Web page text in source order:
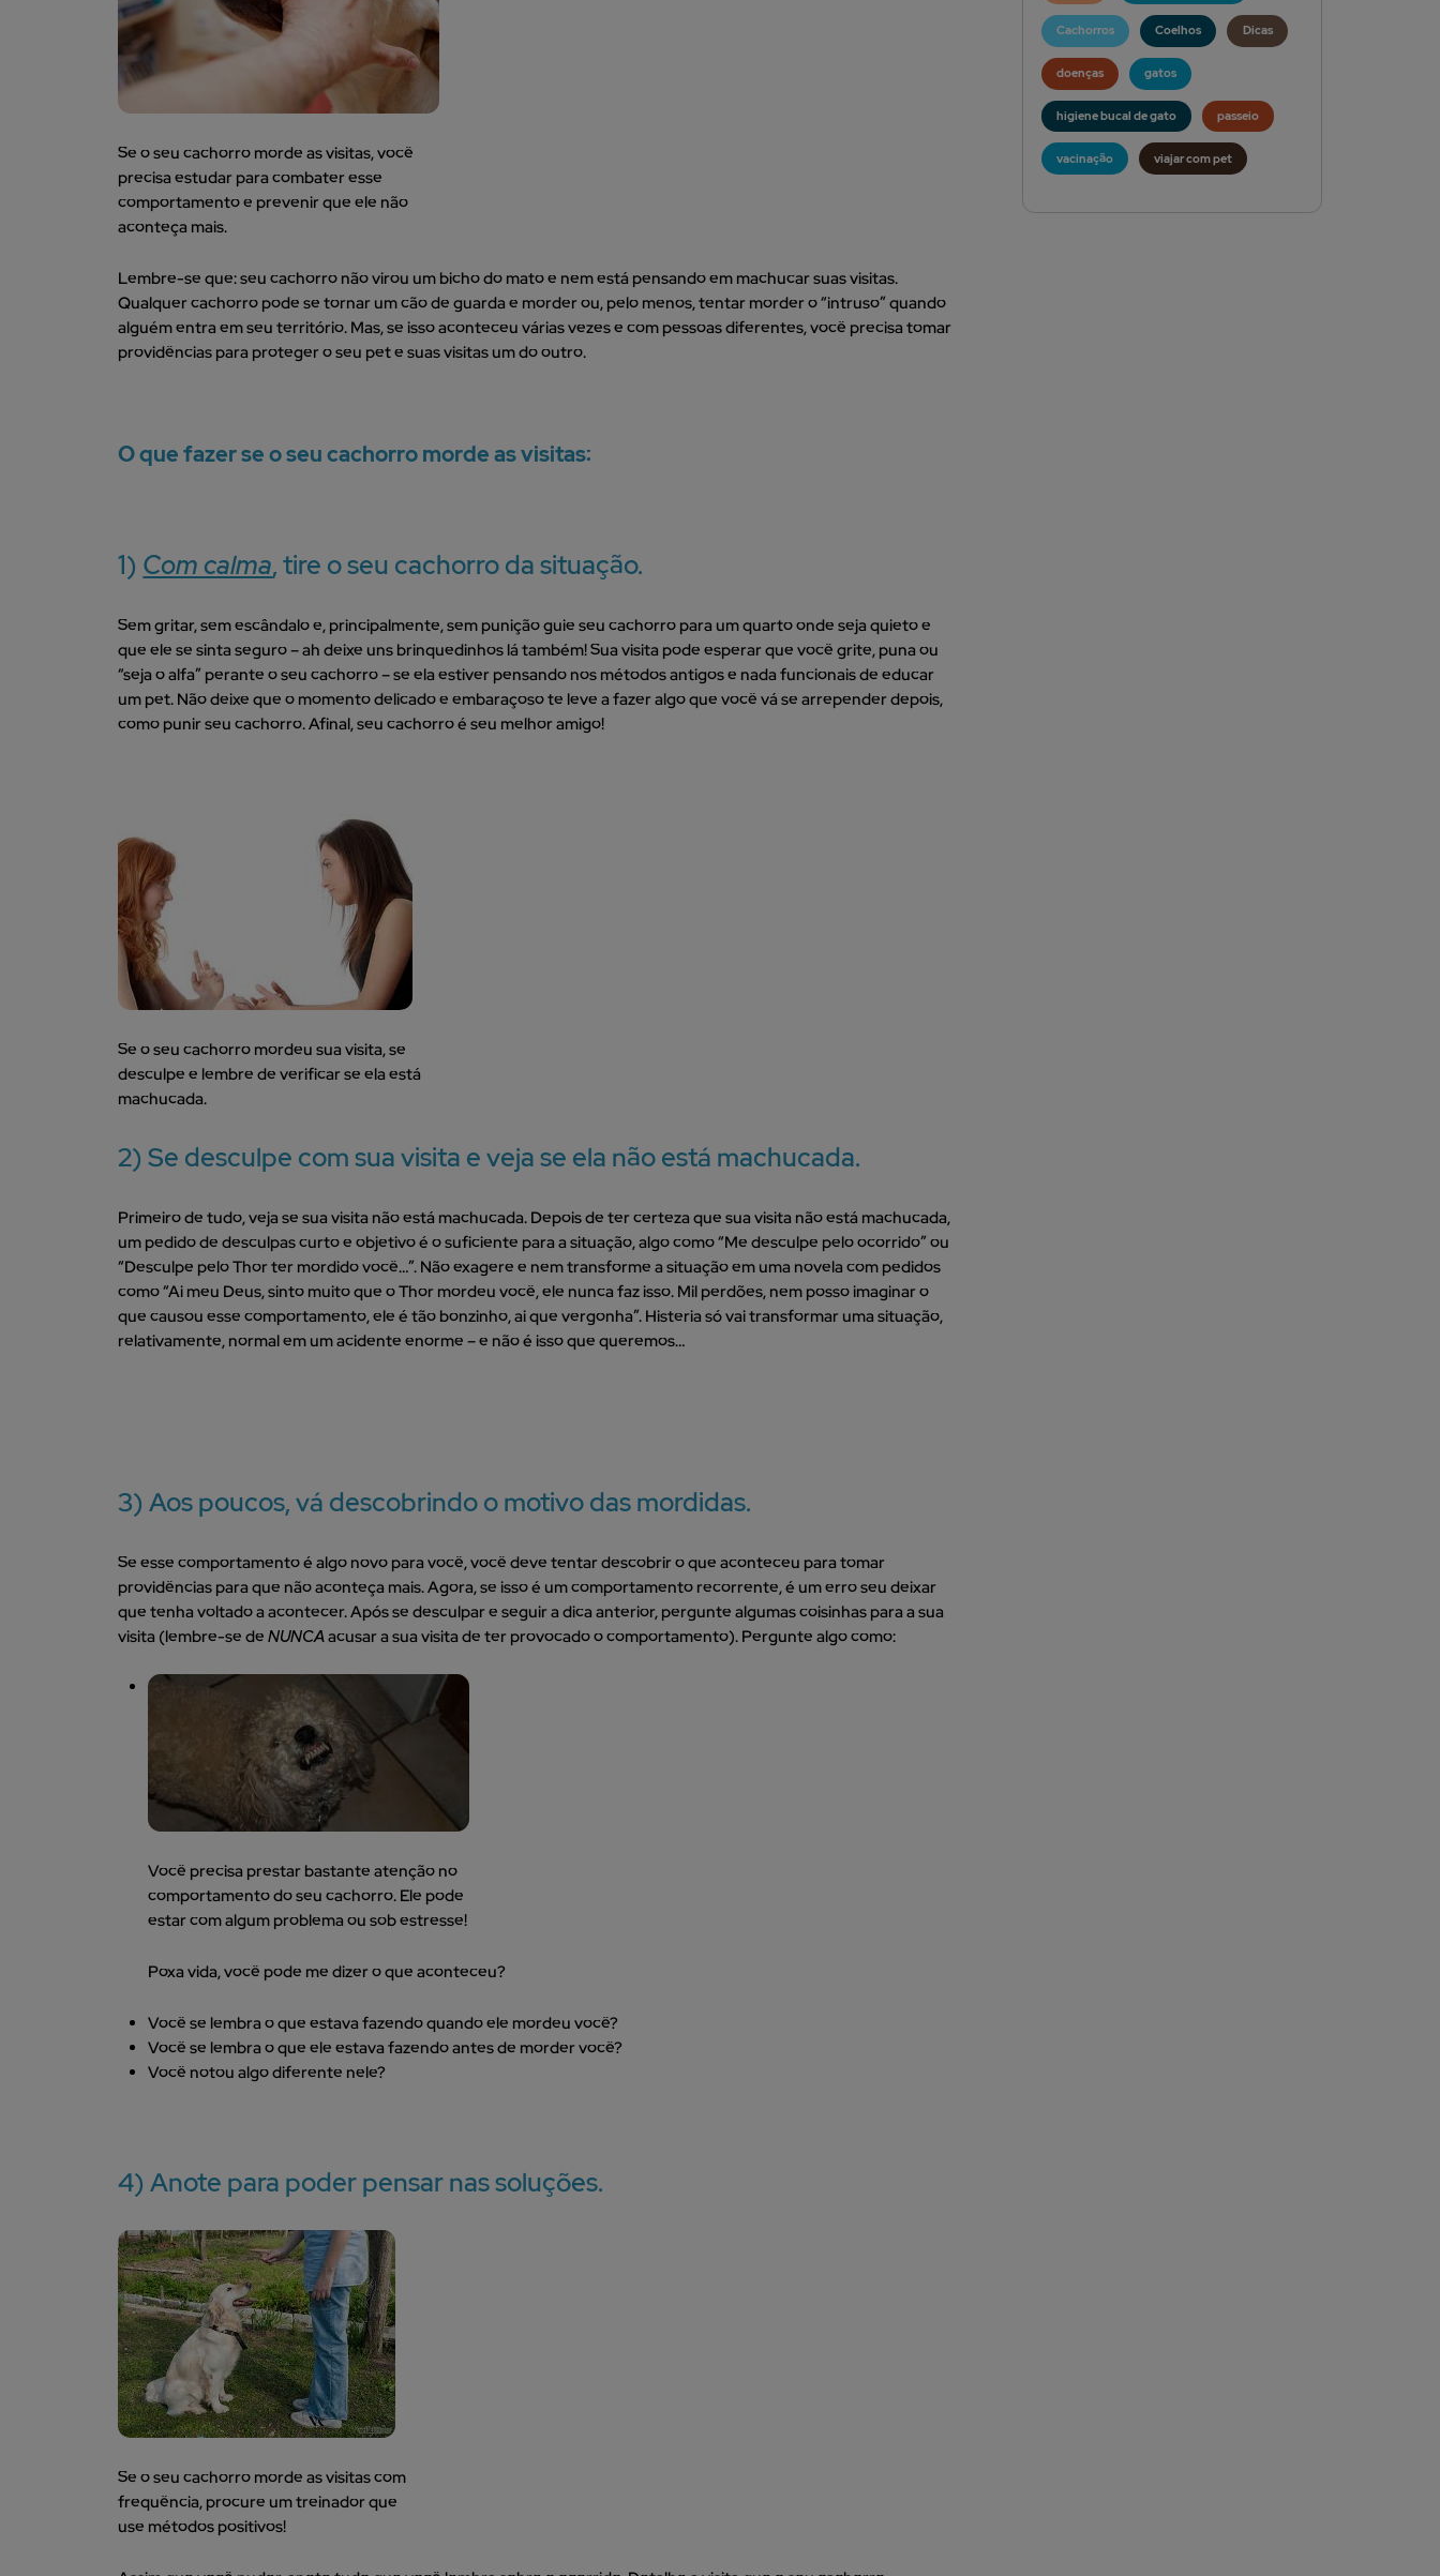
Se o seu cachorro morde as visitas, você
precisa estudar para combater esse
comportamento e prevenir que ele não
aconteça mais.
Lembre-se que: seu cachorro não virou um bicho do mato e nem está pensando em machucar suas visitas.
Qualquer cachorro pode se tornar um cão de guarda e morder ou, pelo menos, tentar morder o “intruso” quando
alguém entra em seu território. Mas, se isso aconteceu várias vezes e com pessoas diferentes, você precisa tomar
providências para proteger o seu pet e suas visitas um do outro.
O que fazer se o seu cachorro morde as visitas:
1) Com calma, tire o seu cachorro da situação.
Sem gritar, sem escândalo e, principalmente, sem punição guie seu cachorro para um quarto onde seja quieto e
que ele se sinta seguro – ah deixe uns brinquedinhos lá também! Sua visita pode esperar que você grite, puna ou
“seja o alfa” perante o seu cachorro – se ela estiver pensando nos métodos antigos e nada funcionais de educar
um pet. Não deixe que o momento delicado e embaraçoso te leve a fazer algo que você vá se arrepender depois,
como punir seu cachorro. Afinal, seu cachorro é seu melhor amigo!
Se o seu cachorro mordeu sua visita, se
desculpe e lembre de verificar se ela está
machucada.
2) Se desculpe com sua visita e veja se ela não está machucada.
Primeiro de tudo, veja se sua visita não está machucada. Depois de ter certeza que sua visita não está machucada,
um pedido de desculpas curto e objetivo é o suficiente para a situação, algo como “Me desculpe pelo ocorrido” ou
“Desculpe pelo Thor ter mordido você…”. Não exagere e nem transforme a situação em uma novela com pedidos
como “Ai meu Deus, sinto muito que o Thor mordeu você, ele nunca faz isso. Mil perdões, nem posso imaginar o
que causou esse comportamento, ele é tão bonzinho, ai que vergonha”. Histeria só vai transformar uma situação,
relativamente, normal em um acidente enorme – e não é isso que queremos…
3) Aos poucos, vá descobrindo o motivo das mordidas.
Se esse comportamento é algo novo para você, você deve tentar descobrir o que aconteceu para tomar
providências para que não aconteça mais. Agora, se isso é um comportamento recorrente, é um erro seu deixar
que tenha voltado a acontecer. Após se desculpar e seguir a dica anterior, pergunte algumas coisinhas para a sua
visita (lembre-se de NUNCAacusar a sua visita de ter provocado o comportamento). Pergunte algo como:
Você precisa prestar bastante atenção no
comportamento do seu cachorro. Ele pode
estar com algum problema ou sob estresse!
Poxa vida, você pode me dizer o que aconteceu?
Você se lembra o que estava fazendo quando ele mordeu você?
Você se lembra o que ele estava fazendo antes de morder você?
Você notou algo diferente nele?
4) Anote para poder pensar nas soluções.
Se o seu cachorro morde as visitas com
frequência, procure um treinador que
use métodos positivos!
Cachorros Coelhos Dicas
doenças gatos
higiene bucal de gato passeio
vacinação viajar com pet